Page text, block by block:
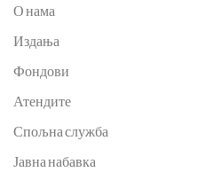
О нама
Издања
Фондови
Атендите
Спољна служба
Јавна набавка